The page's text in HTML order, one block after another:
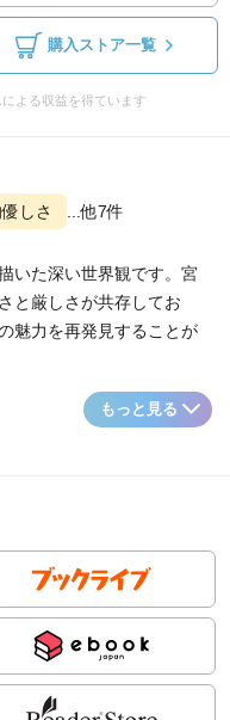
購入ストア一覧
よる収益を得ています
しさ ...他7件
いた深い世界観です。宮
と厳しさが共存してお
魅力を再発見することが
もっと見る